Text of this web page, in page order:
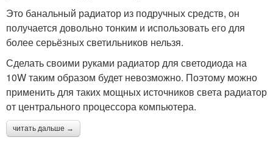
Это банальный радиатор из подручных средств, он
получается довольно тонким и использовать его для
более серьёзных светильников нельзя.
Сделать своими руками радиатор для светодиода на
10W таким образом будет невозможно. Поэтому можно
применить для таких мощных источников света радиатор
от центрального процессора компьютера.
читать дальше →